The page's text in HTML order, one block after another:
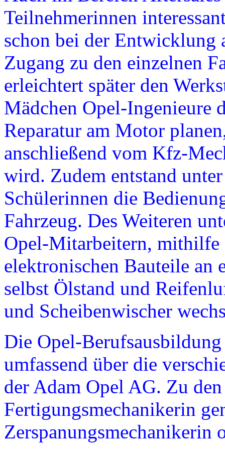
Teilnehmerinnen
schon bei der Entwicklung
Zugang zu den einzelnen
erleichtert später den
Mädchen Opel-Ingenieure
Reparatur am Motor
anschließend vom Kfz-
wird. Zudem entstand
Schülerinnen die
Fahrzeug. Des Weiteren
Opel-Mitarbeitern, mithilfe
elektronischen Bauteile an
selbst Ölstand und
und Scheibenwischer
Die Opel-
umfassend über die
der Adam Opel AG. Zu
Fertigungsmechanikerin